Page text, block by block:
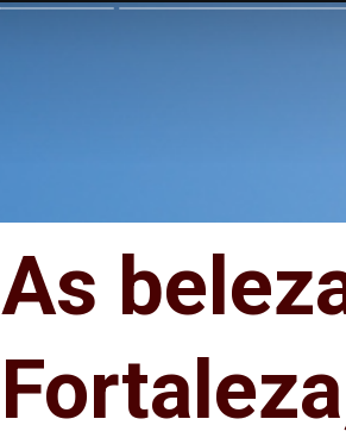
As
As